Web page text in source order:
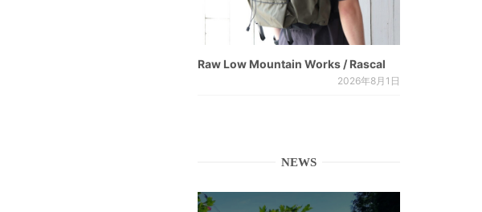
Raw Low Mountain Works / Rascal
2026年8月1日
NEWS